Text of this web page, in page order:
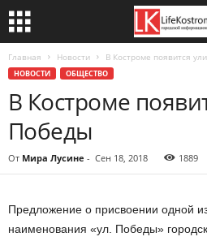
Главная Новости В Костроме появится
НОВОСТИ ОБЩЕСТВО
В Костроме
Победы
От Мира Лусине - Сен 18, 2018 1889
Предложение о присвоении одной
наименования «ул. Победы»